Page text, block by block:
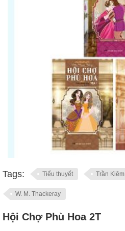
Tags: Tiểu thuyết Trần Kiêm
W. M. Thackeray
Hội Chợ Phù Hoa 2T